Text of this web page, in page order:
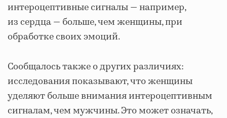
интероцептивные сигналы — например,
из сердца — больше, чем женщины, при
обработке своих эмоций.
Сообщалось также о других различиях:
исследования показывают, что женщины
уделяют больше внимания интероцептивным
сигналам, чем мужчины. Это может означать,